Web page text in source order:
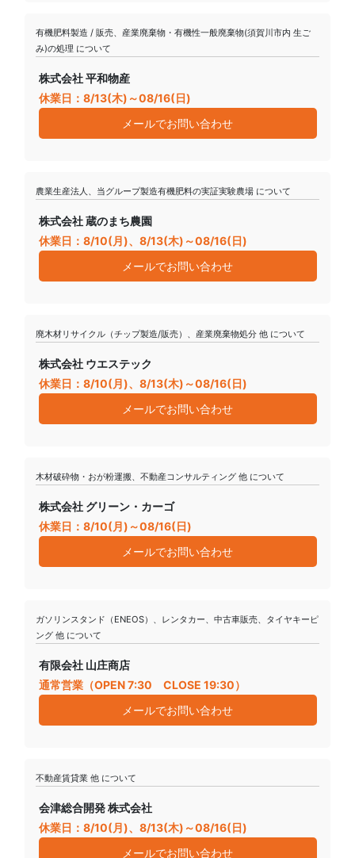
有機肥料製造 / 販売、産業廃棄物・有機性一般廃棄物(須賀川市内 生ご
み)の処理 について
株式会社 平和物産
休業日：8/13(木)～08/16(日)
メールでお問い合わせ
農業生産法人、当グループ製造有機肥料の実証実験農場 について
株式会社 蔵のまち農園
休業日：8/10(月)、8/13(木)～08/16(日)
メールでお問い合わせ
廃木材リサイクル（チップ製造/販売）、産業廃棄物処分 他 について
株式会社 ウエステック
休業日：8/10(月)、8/13(木)～08/16(日)
メールでお問い合わせ
木材破砕物・おが粉運搬、不動産コンサルティング 他 について
株式会社 グリーン・カーゴ
休業日：8/10(月)～08/16(日)
メールでお問い合わせ
ガソリンスタンド（ENEOS）、レンタカー、中古車販売、タイヤキーピ
ング 他 について
有限会社 山庄商店
通常営業（OPEN 7:30 CLOSE 19:30）
メールでお問い合わせ
不動産賃貸業 他 について
会津総合開発 株式会社
休業日：8/10(月)、8/13(木)～08/16(日)
メールでお問い合わせ